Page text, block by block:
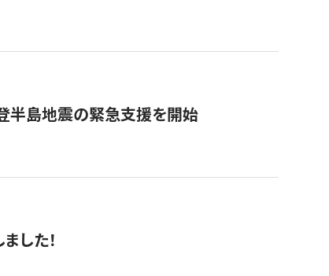
半島地震の緊急支援を開始
した！